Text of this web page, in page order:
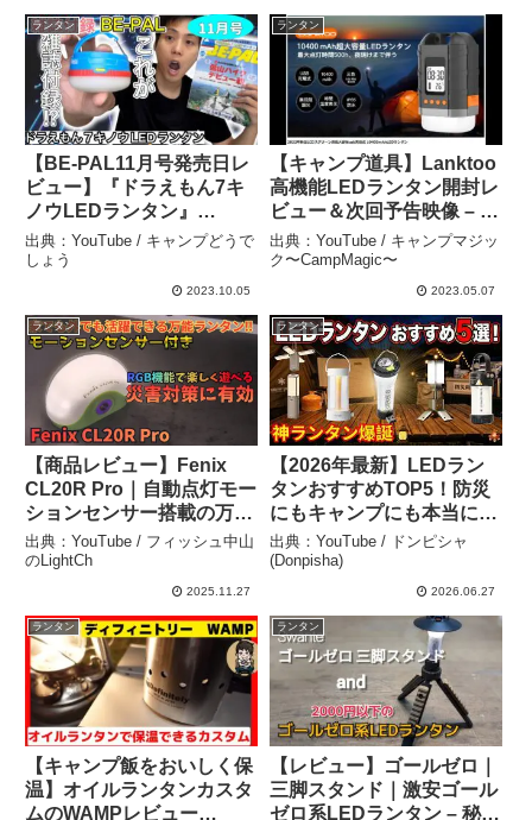
ランタン
【BE-PAL11月号発売日レ
ビュー】『ドラえもん7キ
ノウLEDランタン』
【2023年10月5日発売】
【キャンプギア】【キャン
プ道具】【秘密道具】
しょう
出典：YouTube / キャンプどうで
しょう
2023.10.05
ランタン
【キャンプ道具】Lanktoo
高機能LEDランタン開封レ
ビュー＆次回予告映像 – キ
ャンプマジック〜
CampMagic〜
出典：YouTube / キャンプマジッ
ク〜CampMagic〜
2023.05.07
ランタン
【商品レビュー】Fenix
CL20R Pro｜自動点灯モー
ションセンサー搭載の万能
キャンプランタン！家でも
テントでも使える多機能ラ
イト【防災/アウトドア/お
のLightCh
出典：YouTube / フィッシュ中山
のLightCh
2025.11.27
ランタン
【2026年最新】LEDラン
タンおすすめTOP5！防災
にもキャンプにも本当に使
えるのはコレだ – ドンピシ
ャ (Donpisha)
出典：YouTube / ドンピシャ
(Donpisha)
2026.06.27
ランタン
【キャンプ飯をおいしく保
温】オイルランタンカスタ
ムのWAMPレビュー
ランタン
【レビュー】ゴールゼロ｜
三脚スタンド｜激安ゴール
ゼロ系LEDランタン – 秘密